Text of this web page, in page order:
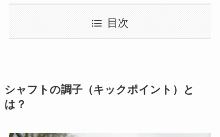
目次
シャフトの調子（キックポイント）と
は？